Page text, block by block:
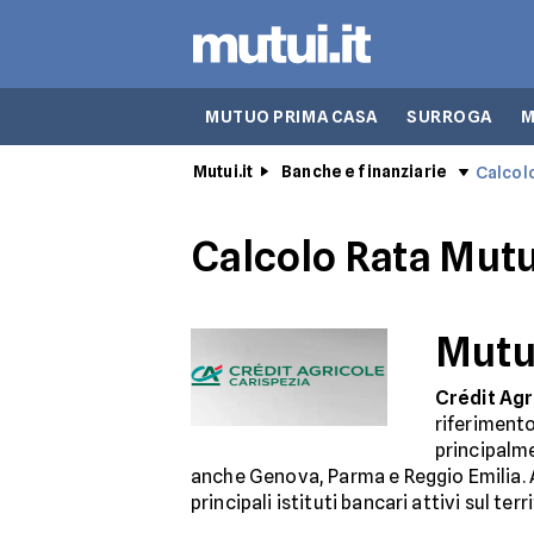
MUTUO PRIMA CASA SURROGA
Mutui.it Banche e finanziarie
Calcolo Rata
Crédit
anche Genova, Parma e Reggio
principali istituti bancari attivi sul